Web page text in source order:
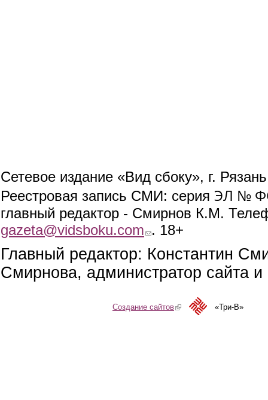
Сетевое издание «Вид сбоку», г.
Реестровая запись СМИ: серия ЭЛ №
главный редактор - Смирнов К.М.
gazeta@vidsboku.com (link sends e-mail)
. 18+
Главный редактор: Константин
Смирнова, администратор сайта
Создание сайтов(link is external)«Три-В»